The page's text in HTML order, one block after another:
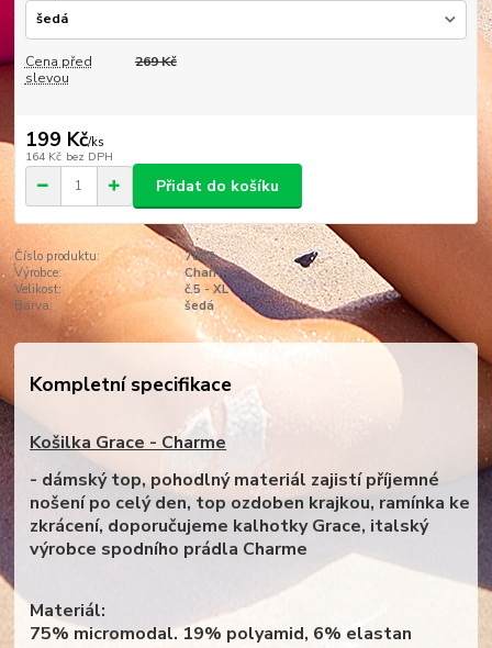
Cena před
slevou
269 Kč
199 Kč/ks
164 Kč bez DPH
Přidat do košíku
Číslo produktu:
7882
Výrobce:
Charme
Velikost:
č.5 - XL
Barva:
šedá
Kompletní specifikace
Košilka Grace - Charme
- dámský top, pohodlný materiál zajistí příjemné
nošení po celý den, top ozdoben krajkou, ramínka ke
zkrácení, doporučujeme kalhotky Grace, italský
výrobce spodního prádla Charme
Materiál:
75% micromodal. 19% polyamid, 6% elastan